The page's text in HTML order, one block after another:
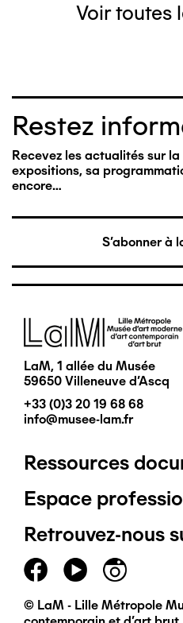
Voir toutes
Restez
Recevez les actualités sur
expositions, sa
encore…
S'abonner à
Image
LaM, 1 allée du Musée
59650 Villeneuve d'Ascq
+33 (0)3 20 19 68 68
info@musee-lam.fr
Pied
de
page
principal
Ressources
Espace
Retrouvez-nous
© LaM - Lille Métropole